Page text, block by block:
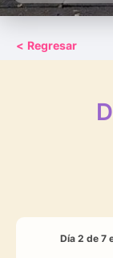
< Regresar
Día 2 de 7